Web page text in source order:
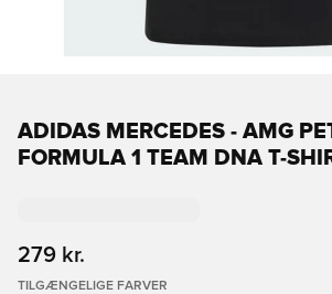
ADIDAS MERCEDES - AMG
FORMULA 1 TEAM DNA T-
279 kr.
TILGÆNGELIGE FARVER